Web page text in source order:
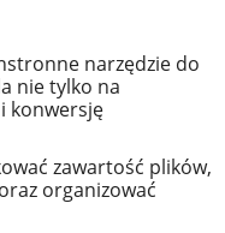
narzędzie do
nie tylko na
konwersję
zawartość plików,
organizować